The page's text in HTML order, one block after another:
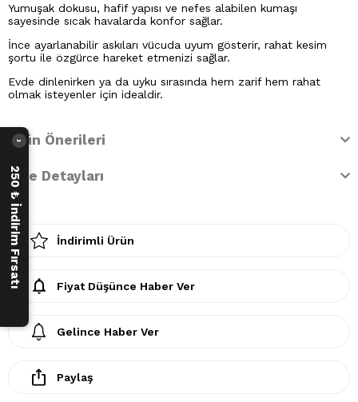
Yumuşak dokusu, hafif yapısı ve nefes alabilen kumaşı
sayesinde sıcak havalarda konfor sağlar.
İnce ayarlanabilir askıları vücuda uyum gösterir, rahat kesim
şortu ile özgürce hareket etmenizi sağlar.
Evde dinlenirken ya da uyku sırasında hem zarif hem rahat
olmak isteyenler için idealdir.
Ürün Önerileri
İade Detayları
İndirimli Ürün
Fiyat Düşünce Haber Ver
Gelince Haber Ver
Paylaş
250 ₺ İndirim Fırsatı
›